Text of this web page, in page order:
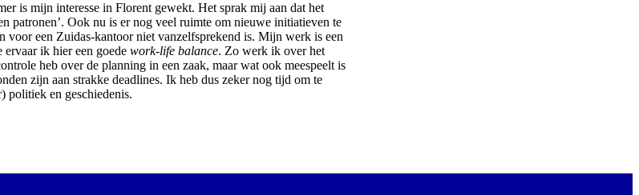
is mijn interesse in Florent gewekt. Het sprak mij aan dat het
patronen’. Ook nu is er nog veel ruimte om nieuwe initiatieven te
voor een Zuidas-kantoor niet vanzelfsprekend is. Mijn werk is een
ik hier een goede work-life balance. Zo werk ik over het
heb over de planning in een zaak, maar wat ook meespeelt is
zijn aan strakke deadlines. Ik heb dus zeker nog tijd om te
politiek en geschiedenis.